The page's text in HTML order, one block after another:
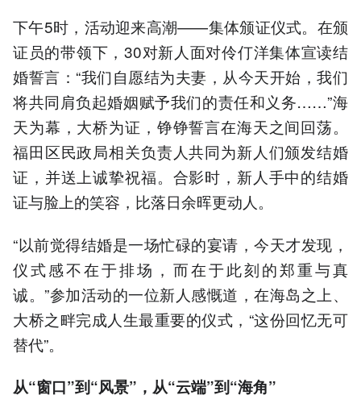
下午5时，活动迎来高潮——集体颁证仪式。在颁
证员的带领下，30对新人面对伶仃洋集体宣读结
婚誓言：“我们自愿结为夫妻，从今天开始，我们
将共同肩负起婚姻赋予我们的责任和义务……”海
天为幕，大桥为证，铮铮誓言在海天之间回荡。
福田区民政局相关负责人共同为新人们颁发结婚
证，并送上诚挚祝福。合影时，新人手中的结婚
证与脸上的笑容，比落日余晖更动人。
“以前觉得结婚是一场忙碌的宴请，今天才发现，
仪式感不在于排场，而在于此刻的郑重与真
诚。”参加活动的一位新人感慨道，在海岛之上、
大桥之畔完成人生最重要的仪式，“这份回忆无可
替代”。
从“窗口”到“风景”，从“云端”到“海角”